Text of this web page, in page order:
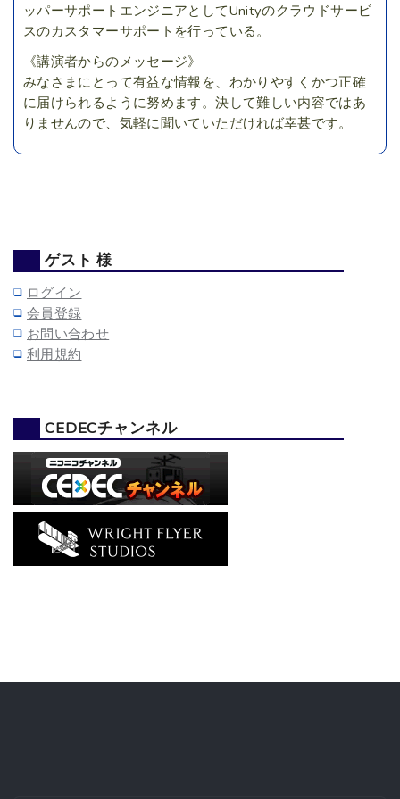
ッパーサポートエンジニアとしてUnityのクラウドサービ
スのカスタマーサポートを行っている。
《講演者からのメッセージ》
みなさまにとって有益な情報を、わかりやすくかつ正確
に届けられるように努めます。決して難しい内容ではあ
りませんので、気軽に聞いていただければ幸甚です。
ゲスト 様
ログイン
会員登録
お問い合わせ
利用規約
CEDECチャンネル